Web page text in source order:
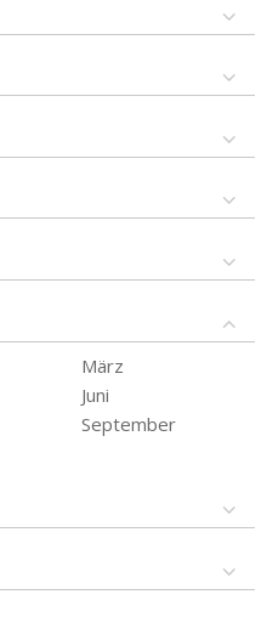
März
Juni
September